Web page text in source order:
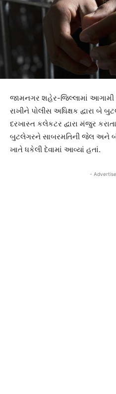
જામનગર શહેર-જિલ્લામાં આગામી
રાખીને પોલીસ અધિક્ષક દ્વારા બે
દરખાસ્ત કલેકટર દ્વારા મંજુર
બુટલેગરને સાબરમતિની જેલ અને
ખાતે ધકેલી દેવામાં આવ્યાં હતાં.
-